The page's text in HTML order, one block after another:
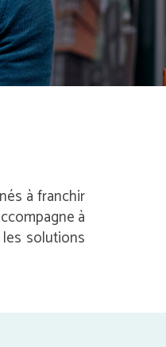
à franchir
à
solutions